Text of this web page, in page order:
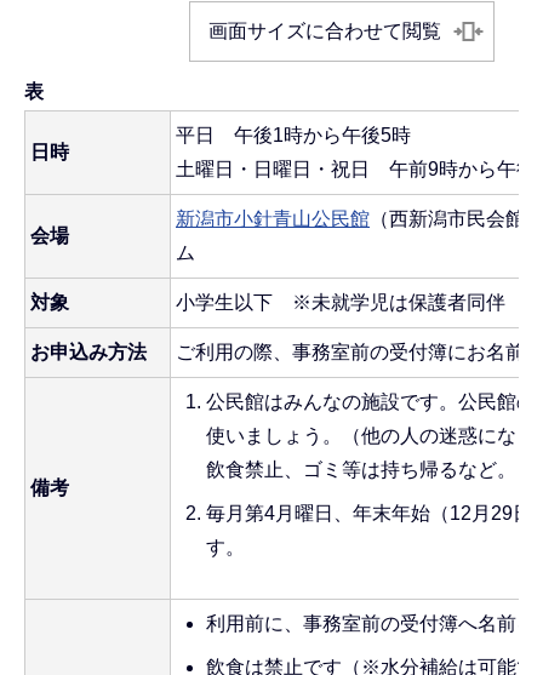
画面サイズに合わせて閲覧
表
日時
平日 午後1時から午後5時
土曜日・日曜日・祝日 午前9時から午後
会場
新潟市小針青山公民館 （西新潟市民会
ム
対象 小学生以下 ※未就学児は保護者同伴
お申込み方法 ご利用の際、事務室前の受付簿にお名前
備考
公民館はみんなの施設です。公民館
使いましょう。（他の人の迷惑にな
飲食禁止、ゴミ等は持ち帰るなど。）
毎月第4月曜日、年末年始（12月29日
す。
利用前に、事務室前の受付簿へ名前を
飲食は禁止です（※水分補給は可能で